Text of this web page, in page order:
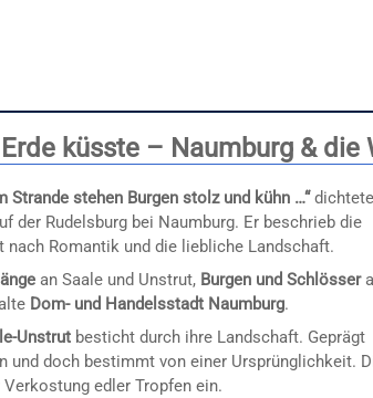
küsste – Naumburg & die
Strande stehen Burgen stolz und kühn …“dichtete
der Rudelsburg bei Naumburg. Er beschrieb die
nach Romantik und die liebliche Landschaft.
an Saale und Unstrut, Burgen und Schlösser
Dom- und Handelsstadt Naumburg.
Unstrut besticht durch ihre Landschaft. Geprägt
und doch bestimmt von einer Ursprünglichkeit.
edler Tropfen ein.